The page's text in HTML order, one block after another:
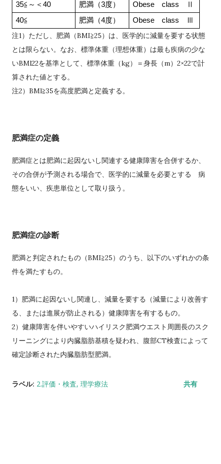
35≦～＜40
肥満（3度）
Obese　class　Ⅱ
40≦
肥満（4度） Obese　class　Ⅲ
注1）ただし、肥満（BMI≧25）は、医学的に減量を要する状態
とは限らない。なお、標準体重（理想体重）は最も疾病の少な
いBMl22を基準として、標準体重（kg）＝身長（m）2×22で計
算された値とする。
注2）BMl≧35を高度肥満と定義する。
肥満症の定義
肥満症とは肥満に起因ないし関連する健康障害を合併するか、
その合併が予測される場合で、医学的に減量を必要とする 病
態をいい、疾患単位として取り扱う。
肥満症の診断
肥満と判定されたもの（BMI≧25）のうち、以下のいずれかの条
件を満たすもの。
1）肥満に起因ないし関連し、減量を要する（減量により改善す
る、または進展が防止される）健康障害を有するもの。
2）健康障害を伴いやすいハイリスク肥満ウエスト周囲長のスク
リーニングにより内臓脂肪基積を疑われ、腹部CT検査によって
確定診断された内臓脂肪型肥満。
ラベル: 2.評価・検査 理学療法 共有